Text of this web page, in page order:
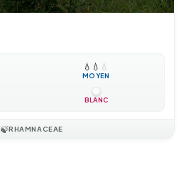
💧 💧 💧
MOYEN
BLANC
🍃RHAMNACEAE